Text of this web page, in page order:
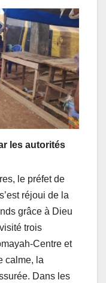
les autorités
le préfet de
réjoui de la
grâce à Dieu
trois
Centre et
calme, la
Dans les